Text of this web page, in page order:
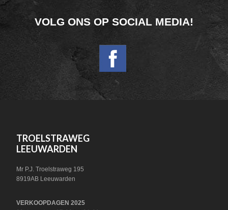
FOOTER
WIDGET
HEADER
SOCIAL
VOLG ONS OP SOCIAL MEDIA!
TROELSTRAWEG
LEEUWARDEN
Mr P.J. Troelstraweg 195
8919AB Leeuwarden
VERKOOPDAGEN 2025